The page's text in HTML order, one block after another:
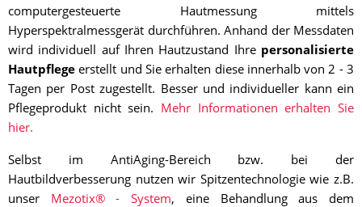
computergesteuerte Hautmessung mittels
Hyperspektralmessgerät durchführen. Anhand der Messdaten
wird individuell auf Ihren Hautzustand Ihre personalisierte
Hautpflegeerstellt und Sie erhalten diese innerhalb von 2 - 3
Tagen per Post zugestellt. Besser und individueller kann ein
Pflegeprodukt nicht sein. Mehr Informationen erhalten Sie
hier.
Selbst im AntiAging-Bereich bzw. bei der
Hautbildverbesserung nutzen wir Spitzentechnologie wie z.B.
unser Mezotix® - System, eine Behandlung aus dem